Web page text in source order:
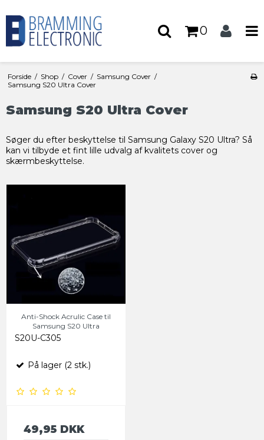
0
Forside / Shop / Cover / Samsung Cover /
Samsung S20 Ultra Cover
Samsung S20 Ultra Cover
Søger du efter beskyttelse til Samsung Galaxy S20 Ultra? Så
kan vi tilbyde et fint lille udvalg af kvalitets cover og
skærmbeskyttelse.
Anti-Shock Acrulic Case til
Samsung S20 Ultra
S20U-C305
På lager (2 stk.)
49,95 DKK